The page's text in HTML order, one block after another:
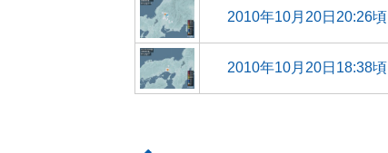
2010年10月20日20:26頃
2010年10月20日18:38頃